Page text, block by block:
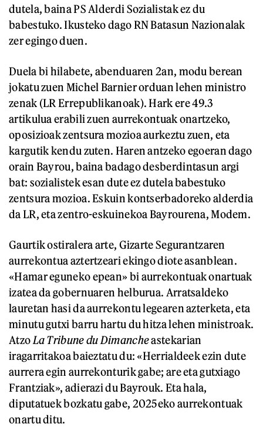
dutela, baina PS Alderdi Sozialistak ez du
babestuko. Ikusteko dago RN Batasun Nazionalak
zer egingo duen.
Duela bi hilabete, abenduaren 2an, modu berean
jokatu zuen Michel Barnier orduan lehen ministro
zenak (LR Errepublikanoak). Hark ere 49.3
artikulua erabili zuen aurrekontuak onartzeko,
oposizioak zentsura mozioa aurkeztu zuen, eta
kargutik kendu zuten. Haren antzeko egoeran dago
orain Bayrou, baina badago desberdintasun argi
bat: sozialistek esan dute ez dutela babestuko
zentsura mozioa. Eskuin kontserbadoreko alderdia
da LR, eta zentro-eskuinekoa Bayrourena, Modem.
Gaurtik ostiralera arte, Gizarte Segurantzaren
aurrekontua aztertzeari ekingo diote asanblean.
«Hamar eguneko epean» bi aurrekontuak onartuak
izatea da gobernuaren helburua. Arratsaldeko
lauretan hasi da aurrekontu legearen azterketa, eta
minutu gutxi barru hartu du hitza lehen ministroak.
Atzo La Tribune du Dimancheastekarian
iragarritakoa baieztatu du: «Herrialdeek ezin dute
aurrera egin aurrekonturik gabe; are eta gutxiago
Frantziak», adierazi du Bayrouk. Eta hala,
diputatuek bozkatu gabe, 2025eko aurrekontuak
onartu ditu.